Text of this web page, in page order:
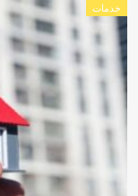
خدمات